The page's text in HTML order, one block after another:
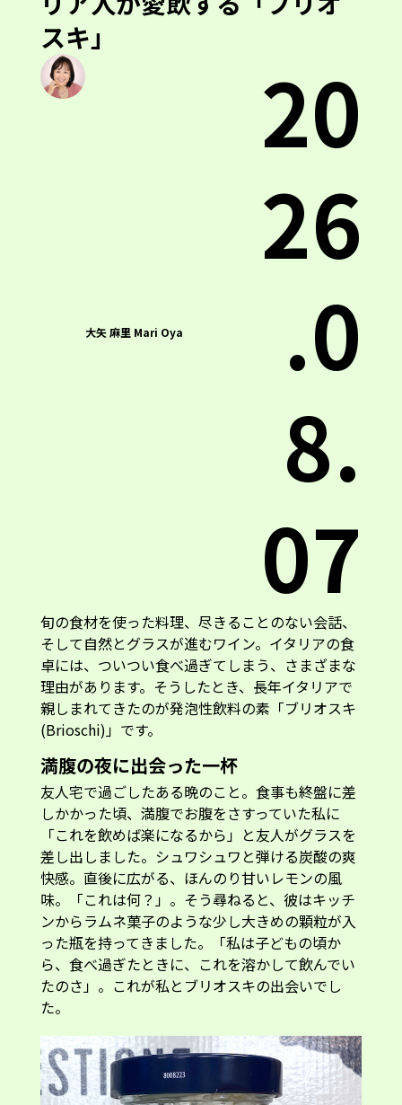
スキ」
大矢 麻里 Mari Oya
20
26
.0
8.
07
旬の食材を使った料理、尽きることのない会話、
そして自然とグラスが進むワイン。イタリアの食
卓には、ついつい食べ過ぎてしまう、さまざまな
理由があります。そうしたとき、長年イタリアで
親しまれてきたのが発泡性飲料の素「ブリオスキ
(Brioschi)」です。
満腹の夜に出会った一杯
友人宅で過ごしたある晩のこと。食事も終盤に差
しかかった頃、満腹でお腹をさすっていた私に
「これを飲めば楽になるから」と友人がグラスを
差し出しました。シュワシュワと弾ける炭酸の爽
快感。直後に広がる、ほんのり甘いレモンの風
味。「これは何？」。そう尋ねると、彼はキッチ
ンからラムネ菓子のような少し大きめの顆粒が入
った瓶を持ってきました。「私は子どもの頃か
ら、食べ過ぎたときに、これを溶かして飲んでい
たのさ」。これが私とブリオスキの出会いでし
た。